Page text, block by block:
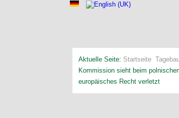
Aktuelle Seite: Startseite
Kommission sieht beim
europäisches Recht verletzt